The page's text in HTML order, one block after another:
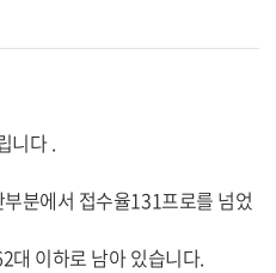
니다 .
분에서 접수율131프로를 넘었
대 이하로 남아 있습니다.